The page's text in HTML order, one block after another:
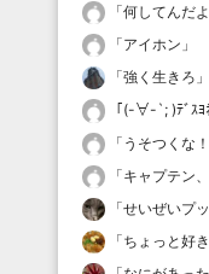
「何してんだ
「アイホン 」
「強く生きろ 」
「(-∀-`; )ﾃﾞｽﾖ
「 うそつくな
「キャプテン
「せいぜいプ
「ちょっと好き